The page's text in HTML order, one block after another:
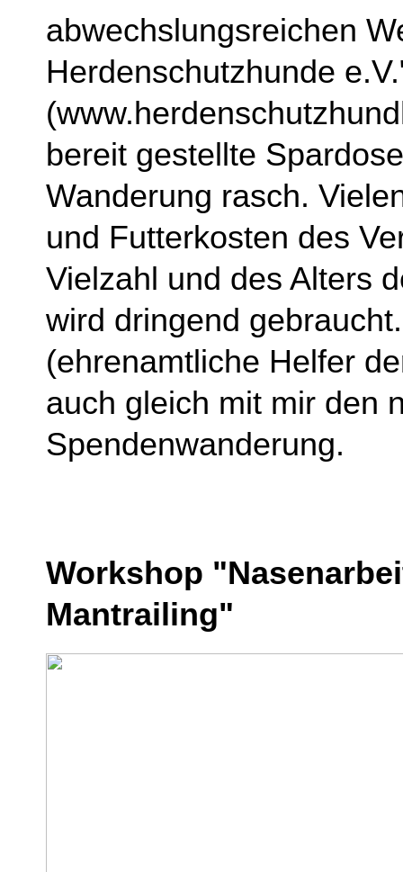
abwechslungsreichen
Herdenschutzhunde
bereit gestellte
Wanderung rasch.
und Futterkosten des
Vielzahl und des Alters
wird dringend
(ehrenamtliche Helfer
auch gleich mit mir den
Spendenwanderung.
Workshop
Mantrailing"